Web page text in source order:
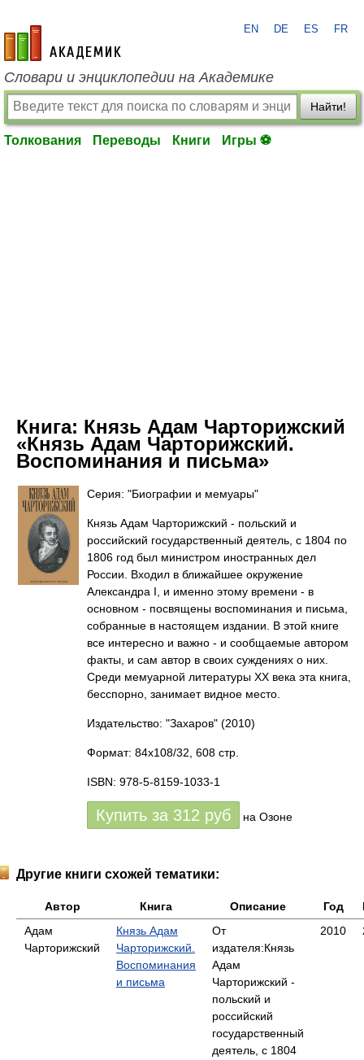
academic.ru
EN DE ES FR
Словари и энциклопедии на Академике
Найти!
Толкования Переводы Книги Игры ⚽
Книга: Князь Адам Чарторижский
«Князь Адам Чарторижский.
Воспоминания и письма»
Серия: "Биографии и мемуары"
Князь Адам Чарторижский - польский и
российский государственный деятель, с 1804 по
1806 год был министром иностранных дел
России. Входил в ближайшее окружение
Александра I, и именно этому времени - в
основном - посвящены воспоминания и письма,
собранные в настоящем издании. В этой книге
все интересно и важно - и сообщаемые автором
факты, и сам автор в своих суждениях о них.
Среди мемуарной литературы XX века эта книга,
бесспорно, занимает видное место.
Издательство: "Захаров" (2010)
Формат: 84x108/32, 608 стр.
ISBN: 978-5-8159-1033-1
Купить за 312 руб на Озоне
Другие книги схожей тематики:
Автор Книга Описание Год
Адам
Чарторижский
Князь Адам
Чарторижский.
Воспоминания
и письма
От
издателя:Князь
Адам
Чарторижский -
польский и
российский
государственный
деятель, с 1804
2010